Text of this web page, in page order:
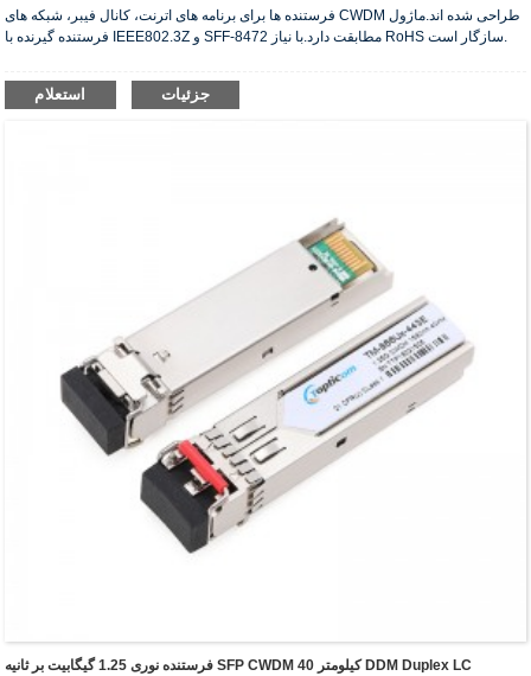
فرستنده ها برای برنامه های اترنت، کانال فیبر، شبکه های CWDM طراحی شده اند.ماژول
فرستنده گیرنده با IEEE802.3Z و SFF-8472 مطابقت دارد.با نیاز RoHS سازگار است.
استعلام جزئیات
فرستنده نوری 1.25 گیگابیت بر ثانیه SFP CWDM 40 کیلومتر DDM Duplex LC